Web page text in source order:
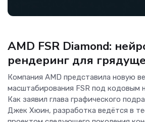
AMD FSR Diamond:
рендеринг для
Компания AMD представила новую
масштабирования FSR под кодовым
Как заявил глава графического
Джек Хюин, разработка ведётся в